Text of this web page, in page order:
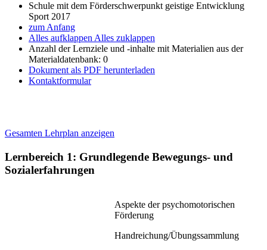
Schule mit dem Förderschwerpunkt geistige Entwicklung
Sport 2017
zum Anfang
Alles aufklappen Alles zuklappen
Anzahl der Lernziele und -inhalte mit Materialien aus der
Materialdatenbank: 0
Dokument als PDF herunterladen
Kontaktformular
Gesamten Lehrplan anzeigen
Lernbereich 1: Grundlegende Bewegungs- und
Sozialerfahrungen
Aspekte der psychomotorischen
Förderung
Handreichung/Übungssammlung